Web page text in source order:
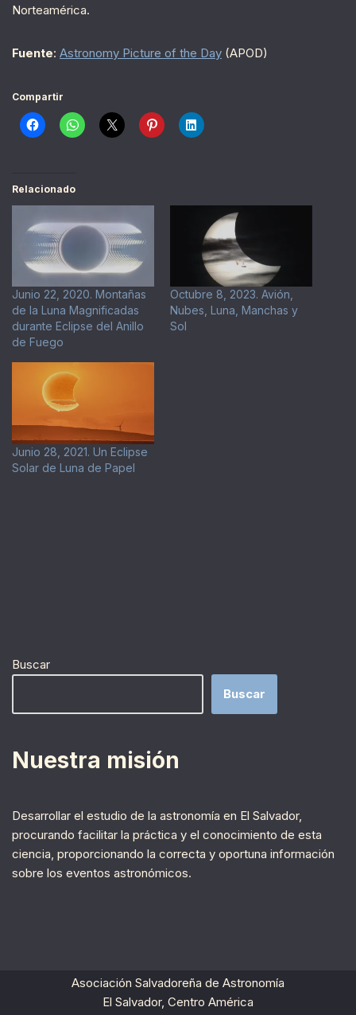
Norteamérica.
Fuente: Astronomy Picture of the Day (APOD)
Compartir
Relacionado
Junio 22, 2020. Montañas
de la Luna Magnificadas
durante Eclipse del Anillo
de Fuego
Octubre 8, 2023. Avión,
Nubes, Luna, Manchas y
Sol
Junio 28, 2021. Un Eclipse
Solar de Luna de Papel
Buscar
Buscar
Nuestra misión
Desarrollar el estudio de la astronomía en El Salvador,
procurando facilitar la práctica y el conocimiento de esta
ciencia, proporcionando la correcta y oportuna información
sobre los eventos astronómicos.
Asociación Salvadoreña de Astronomía
El Salvador, Centro América